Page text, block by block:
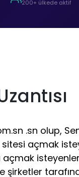
200+ ülkede aktif
.sn olup,
açmak
şirketler